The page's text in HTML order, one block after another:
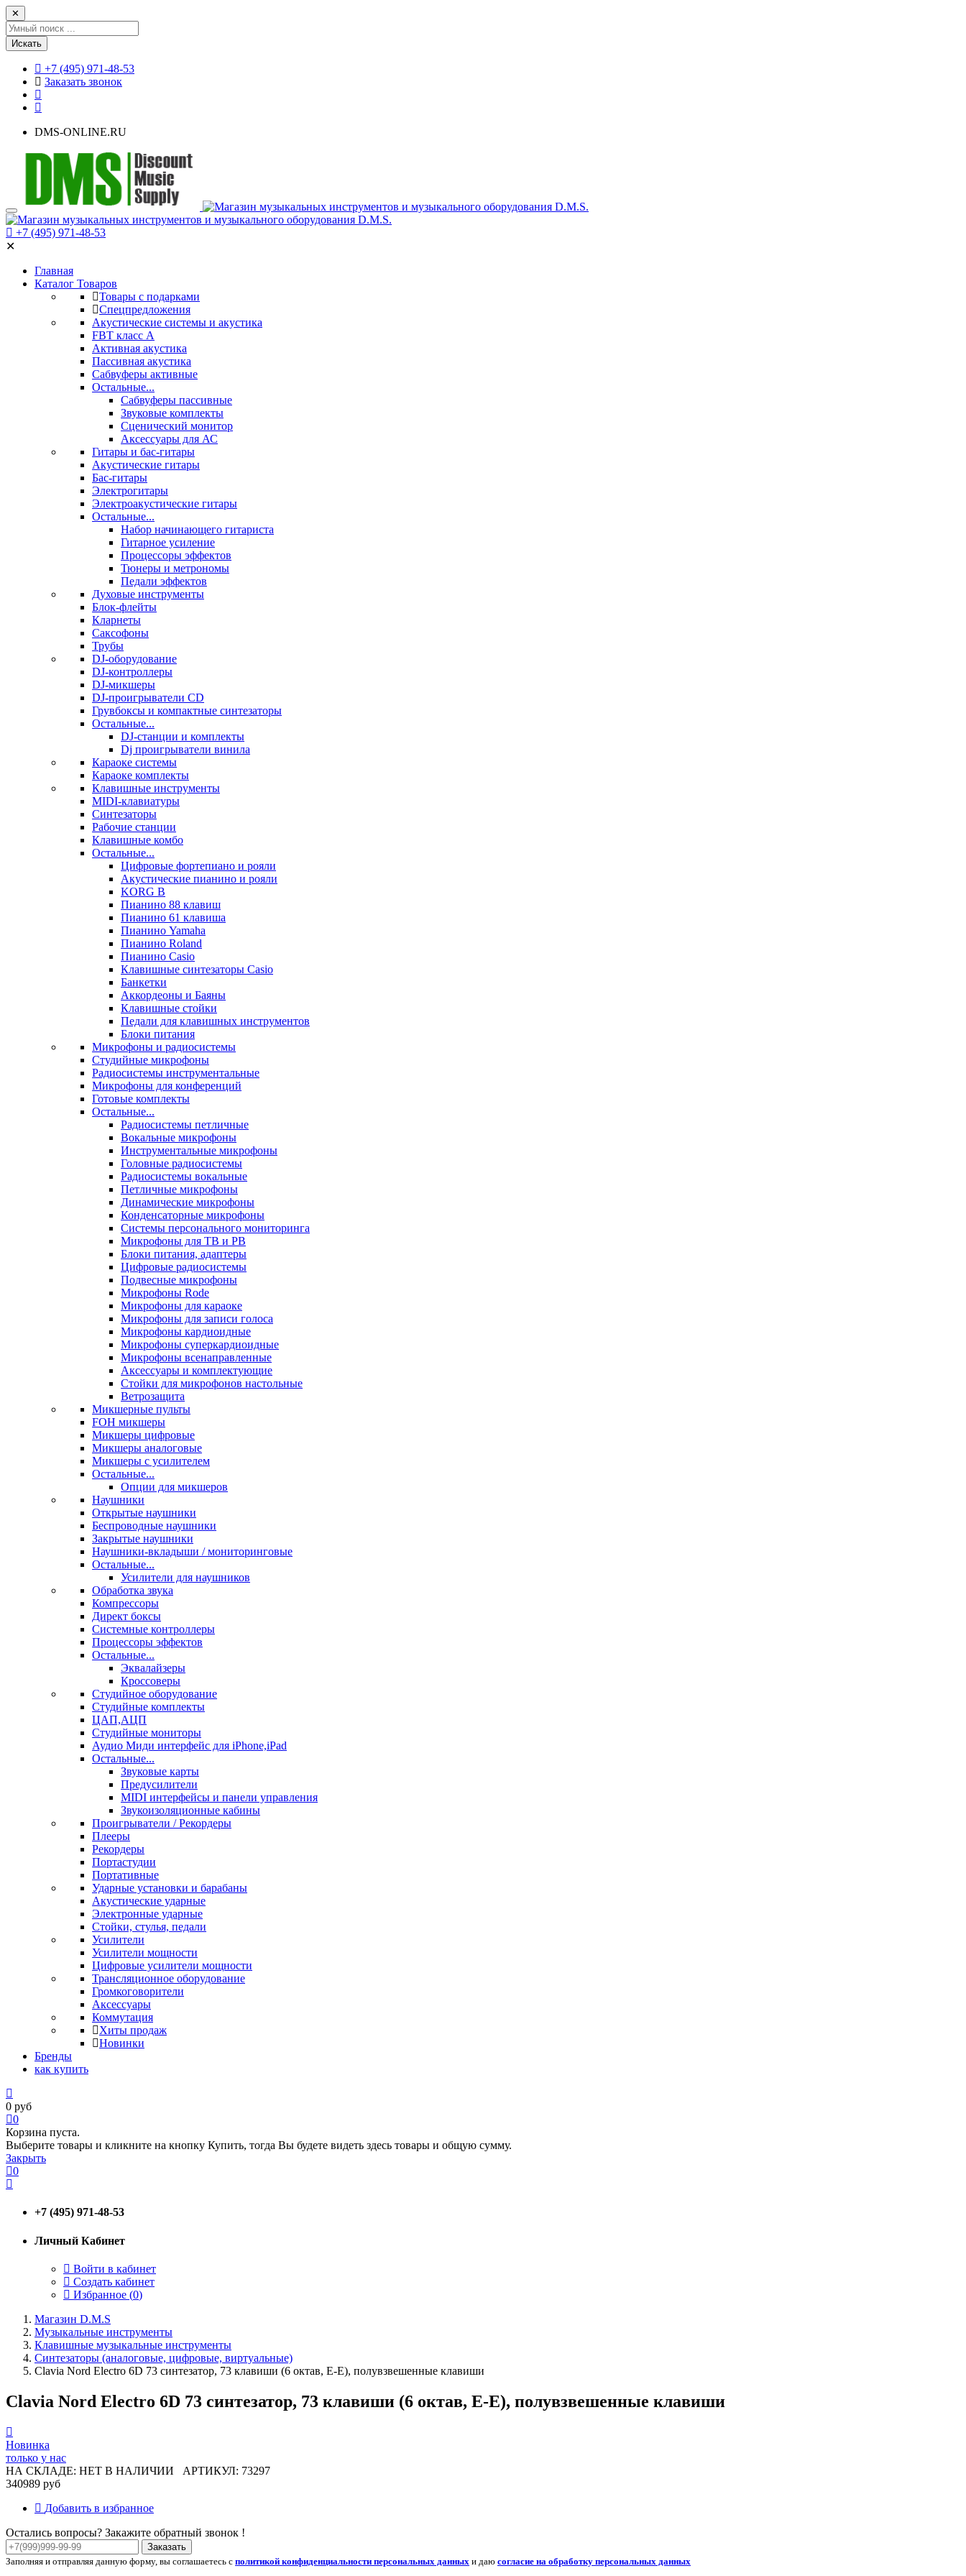
✕
Искать
+7 (495) 971-48-53
Заказать звонок
DMS-ONLINE.RU
+7 (495) 971-48-53
✕
Главная
Каталог Товаров
Товары с подарками
Спецпредложения
Акустические системы и акустика
FBT класс А
Активная акустика
Пассивная акустика
Сабвуферы активные
Остальные...
Сабвуферы пассивные
Звуковые комплекты
Сценический монитор
Аксессуары для АС
Гитары и бас-гитары
Акустические гитары
Бас-гитары
Электрогитары
Электроакустические гитары
Остальные...
Набор начинающего гитариста
Гитарное усиление
Процессоры эффектов
Тюнеры и метрономы
Педали эффектов
Духовые инструменты
Блок-флейты
Кларнеты
Саксофоны
Трубы
DJ-оборудование
DJ-контроллеры
DJ-микшеры
DJ-проигрыватели CD
Грувбоксы и компактные синтезаторы
Остальные...
DJ-станции и комплекты
Dj проигрыватели винила
Караоке системы
Караоке комплекты
Клавишные инструменты
MIDI-клавиатуры
Синтезаторы
Рабочие станции
Клавишные комбо
Остальные...
Цифровые фортепиано и рояли
Акустические пианино и рояли
KORG B
Пианино 88 клавиш
Пианино 61 клавиша
Пианино Yamaha
Пианино Roland
Пианино Casio
Клавишные синтезаторы Casio
Банкетки
Аккордеоны и Баяны
Клавишные стойки
Педали для клавишных инструментов
Блоки питания
Микрофоны и радиосистемы
Студийные микрофоны
Радиосистемы инструментальные
Микрофоны для конференций
Готовые комплекты
Остальные...
Радиосистемы петличные
Вокальные микрофоны
Инструментальные микрофоны
Головные радиосистемы
Радиосистемы вокальные
Петличные микрофоны
Динамические микрофоны
Конденсаторные микрофоны
Системы персонального мониторинга
Микрофоны для ТВ и РВ
Блоки питания, адаптеры
Цифровые радиосистемы
Подвесные микрофоны
Микрофоны Rode
Микрофоны для караоке
Микрофоны для записи голоса
Микрофоны кардиоидные
Микрофоны суперкардиоидные
Микрофоны всенаправленные
Аксессуары и комплектующие
Стойки для микрофонов настольные
Ветрозащита
Микшерные пульты
FOH микшеры
Микшеры цифровые
Микшеры аналоговые
Микшеры с усилителем
Остальные...
Опции для микшеров
Наушники
Открытые наушники
Беспроводные наушники
Закрытые наушники
Наушники-вкладыши / мониторинговые
Остальные...
Усилители для наушников
Обработка звука
Компрессоры
Директ боксы
Системные контроллеры
Процессоры эффектов
Остальные...
Эквалайзеры
Кроссоверы
Студийное оборудование
Студийные комплекты
ЦАП,АЦП
Студийные мониторы
Аудио Миди интерфейс для iPhone,iPad
Остальные...
Звуковые карты
Предусилители
MIDI интерфейсы и панели управления
Звукоизоляционные кабины
Проигрыватели / Рекордеры
Плееры
Рекордеры
Портастудии
Портативные
Ударные установки и барабаны
Акустические ударные
Электронные ударные
Стойки, стулья, педали
Усилители
Усилители мощности
Цифровые усилители мощности
Трансляционное оборудование
Громкоговорители
Аксессуары
Коммутация
Хиты продаж
Новинки
Бренды
как купить
0 руб
0
Корзина пуста.
Выберите товары и кликните на кнопку Купить, тогда Вы будете видеть здесь товары и общую сумму.
Закрыть
0
+7 (495) 971-48-53
Личный Кабинет
Войти в кабинет
Создать кабинет
Избранное (0)
Магазин D.M.S
Музыкальные инструменты
Клавишные музыкальные инструменты
Синтезаторы (аналоговые, цифровые, виртуальные)
Clavia Nord Electro 6D 73 синтезатор, 73 клавиши (6 октав, E-E), полувзвешенные клавиши
Clavia Nord Electro 6D 73 синтезатор, 73 клавиши (6 октав, E-E), полувзвешенные клавиши
Новинка
только у нас
НА СКЛАДЕ: НЕТ В НАЛИЧИИ АРТИКУЛ: 73297
340989 руб
Добавить в избранное
Остались вопросы? Закажите обратный звонок !
Заказать
Заполняя и отправляя данную форму, вы соглашаетесь с политикой конфиденциальности персональных данных и даю согласие на обработку персональных данных